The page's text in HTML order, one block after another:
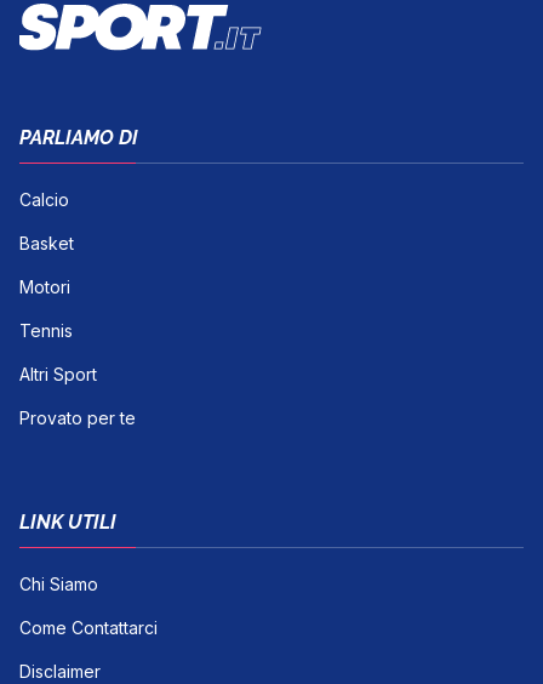
PARLIAMO DI
Calcio
Basket
Motori
Tennis
Altri Sport
Provato per te
LINK UTILI
Chi Siamo
Come Contattarci
Disclaimer